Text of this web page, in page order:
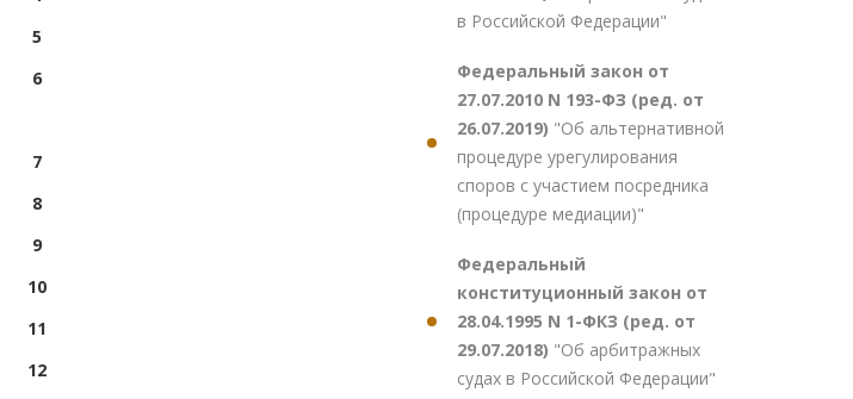
5
6
7
8
9
10
11
12
в Российской Федерации"
Федеральный закон от
27.07.2010 N 193-ФЗ (ред. от
26.07.2019) "Об альтернативной
процедуре урегулирования
споров с участием посредника
(процедуре медиации)"
Федеральный
конституционный закон от
28.04.1995 N 1-ФКЗ (ред. от
29.07.2018) "Об арбитражных
судах в Российской Федерации"